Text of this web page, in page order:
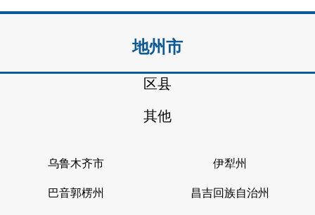
地州市
区县
其他
乌鲁木齐市 伊犁州
巴音郭楞州 昌吉回族自治州